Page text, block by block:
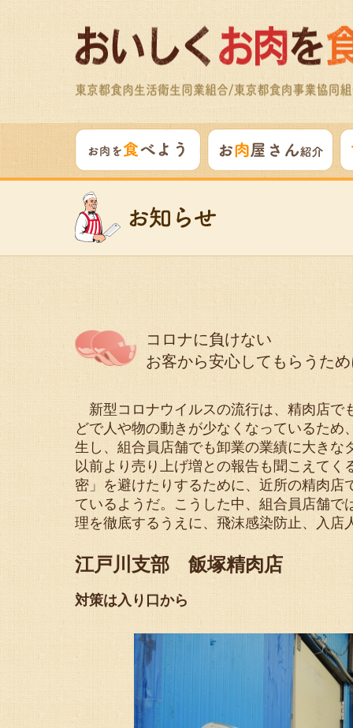
コロナに負けない
お客から安心してもらうた
新型コロナウイルスの流行は、精肉店で
どで人や物の動きが少なくなっているた
生し、組合員店舗でも卸業の業績に大き
以前より売り上げ増との報告も聞こえて
密」を避けたりするために、近所の精肉
ているようだ。こうした中、組合員店舗
理を徹底するうえに、飛沫感染防止、入店
江戸川支部 飯塚精肉店
対策は入り口から